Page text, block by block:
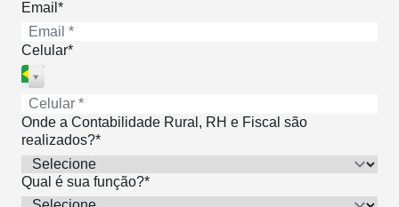
Email*
Celular*
Onde a Contabilidade Rural, RH e Fiscal são
realizados?*
Qual é sua função?*